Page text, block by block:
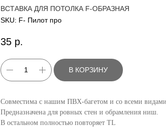
ВСТАВКА ДЛЯ ПОТОЛКА F-ОБРАЗНАЯ
SKU: F- Пилот про
35 р.
В КОРЗИНУ
Совместима с нашим ПВХ-багетом и со всеми видами
Предназначена для ровных стен и обрамления ниш.
В остальном полностью повторяет TL